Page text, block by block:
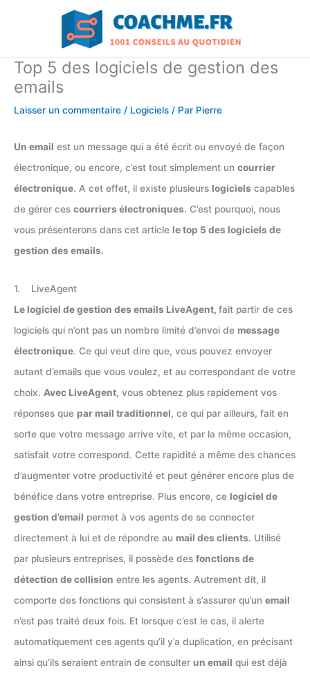
Top 5 des logiciels de gestion des
emails
Laisser un commentaire / Logiciels / Par Pierre
Un email est un message qui a été écrit ou envoyé de façon
électronique, ou encore, c’est tout simplement un courrier
électronique. A cet effet, il existe plusieurs logiciels capables
de gérer ces courriers électroniques. C’est pourquoi, nous
vous présenterons dans cet article le top 5 des logiciels de
gestion des emails.
1. LiveAgent
Le logiciel de gestion des emails LiveAgent, fait partir de ces
logiciels qui n’ont pas un nombre limité d’envoi de message
électronique. Ce qui veut dire que, vous pouvez envoyer
autant d’emails que vous voulez, et au correspondant de votre
choix. Avec LiveAgent, vous obtenez plus rapidement vos
réponses que par mail traditionnel, ce qui par ailleurs, fait en
sorte que votre message arrive vite, et par la même occasion,
satisfait votre correspond. Cette rapidité a même des chances
d’augmenter votre productivité et peut générer encore plus de
bénéfice dans votre entreprise. Plus encore, ce logiciel de
gestion d’email permet à vos agents de se connecter
directement à lui et de répondre au mail des clients. Utilisé
par plusieurs entreprises, il possède des fonctions de
détection de collision entre les agents. Autrement dit, il
comporte des fonctions qui consistent à s’assurer qu’un email
n’est pas traité deux fois. Et lorsque c’est le cas, il alerte
automatiquement ces agents qu’il y’a duplication, en précisant
ainsi qu’ils seraient entrain de consulter un email qui est déjà